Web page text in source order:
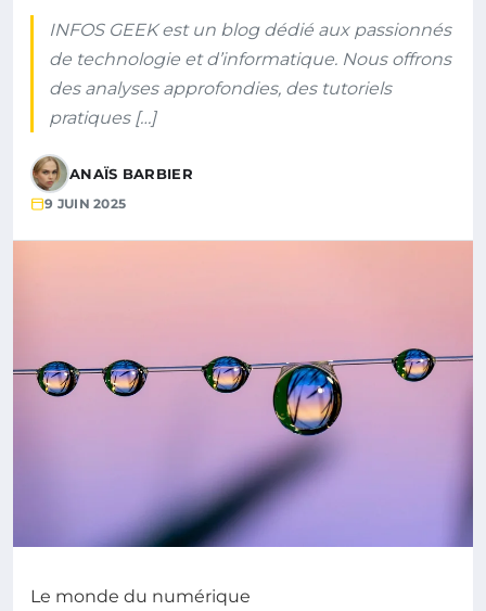
INFOS GEEK est un blog dédié aux passionnés
de technologie et d’informatique. Nous offrons
des analyses approfondies, des tutoriels
pratiques […]
ANAÏS BARBIER
9 JUIN 2025
Le monde du numérique